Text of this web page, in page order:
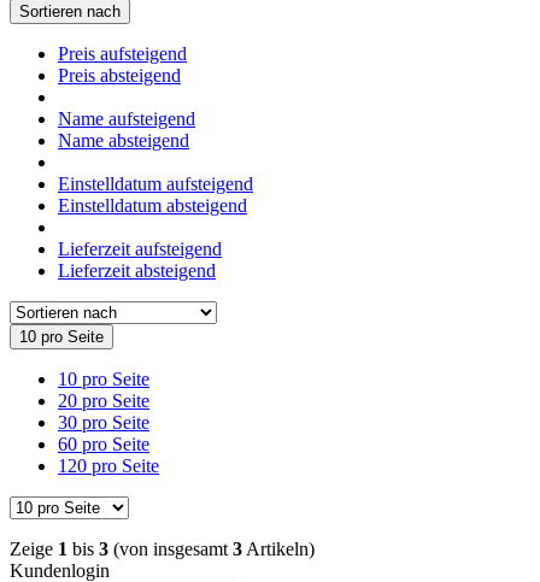
Sortieren nach
Preis aufsteigend
Preis absteigend
Name aufsteigend
Name absteigend
Einstelldatum aufsteigend
Einstelldatum absteigend
Lieferzeit aufsteigend
Lieferzeit absteigend
10 pro Seite
10 pro Seite
20 pro Seite
30 pro Seite
60 pro Seite
120 pro Seite
Zeige 1 bis 3 (von insgesamt 3 Artikeln)
Kundenlogin